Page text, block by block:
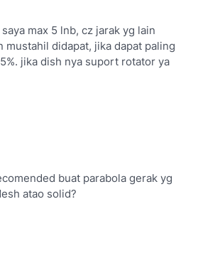
max 5 lnb, cz jarak yg lain
mustahil didapat, jika dapat paling
jika dish nya suport rotator ya
buat parabola gerak yg
atao solid?